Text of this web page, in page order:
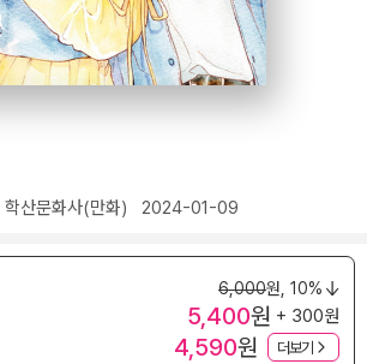
학산문화사(만화) 2024-01-09
6,000원, 10%
5,400원 + 300원
4,590원 더보기